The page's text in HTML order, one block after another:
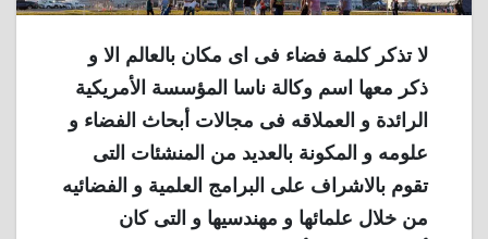
لا تذكر كلمة فضاء فى اى مكان بالعالم الا و
ذكر معها اسم وكالة ناسا المؤسسة الأمريكية
الرائدة و العملاقه فى مجالات أبحاث الفضاء و
علومه و المكونة بالعديد من المنشئات التى
تقوم بالاشراف على البرامج العلمية و الفضائيه
من خلال علمائها و مهندسيها و التى كان